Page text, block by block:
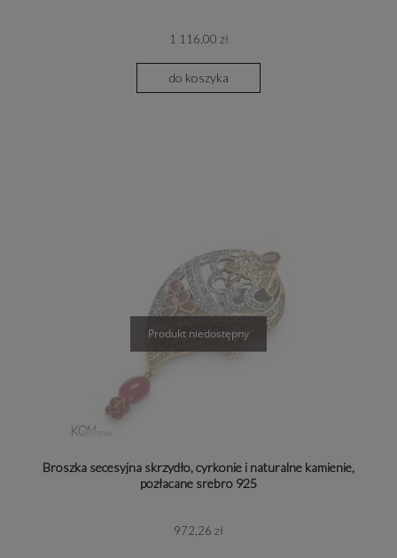
1 116,00 zł
do koszyka
Broszka secesyjna skrzydło, cyrkonie i naturalne kamienie,
pozłacane srebro 925
972,26 zł